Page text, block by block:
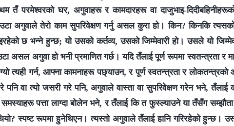
तँ परमेश्‍वरको घर, अगुवाहरू र कामदारहरू वा दाजुभाइ-दिदीबहिनीहरूको
अगुवाले तेरो काम सुपरिवेक्षण गर्नु असल कुरा हो। किन? किनकि
छ भन्ने हुन्छ; यो उसको कर्तव्य, उसको जिम्मेवारी हो। उसले यो
असल अगुवा हो भनी प्रमाणित गर्छ। यदि तँलाई पूर्ण रूपमा स्वतन्त्रता र
त्यही गर्न, आफ्ना कामनाहरू पछ्याउन, र पूर्ण स्वतन्त्रता र
वा त्यो जसरी गरे पनि, अगुवाले वास्ता वा सुपरिवेक्षण गरेन भने, तँलाई
पत्ता लाग्दा बोलेन भने, र तँलाई कि त फुस्ल्याउने या तँसँग सम्झौता
स्पष्ट रूपमा हुनेथिएन। त्यस्तो अगुवाले तँलाई हानि गरिरहेको हुन्छ।